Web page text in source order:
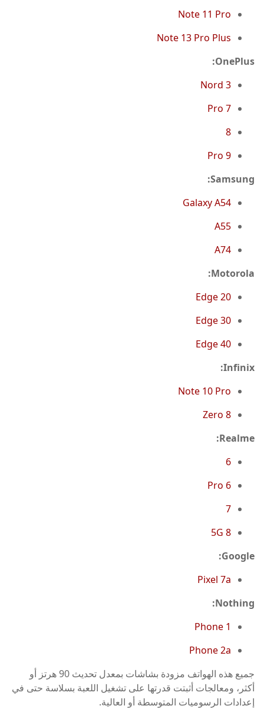
Note 11 Pro
Note 13 Pro Plus
OnePlus:
Nord 3
7 Pro
8
9 Pro
Samsung:
Galaxy A54
A55
A74
Motorola:
Edge 20
Edge 30
Edge 40
Infinix:
Note 10 Pro
Zero 8
Realme:
6
6 Pro
7
8 5G
Google:
Pixel 7a
Nothing:
Phone 1
Phone 2a
جميع هذه الهواتف مزودة بشاشات بمعدل تحديث 90 هرتز أو
أكثر، ومعالجات أثبتت قدرتها على تشغيل اللعبة بسلاسة حتى في
إعدادات الرسوميات المتوسطة أو العالية.